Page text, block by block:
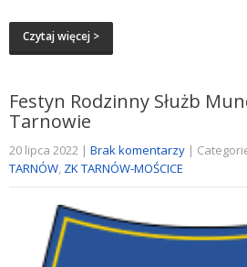
Czytaj więcej >
Festyn Rodzinny Służb
Tarnowie
20 lipca 2022 | Brak komentarzy |
TARNÓW, ZK TARNÓW-MOŚCICE